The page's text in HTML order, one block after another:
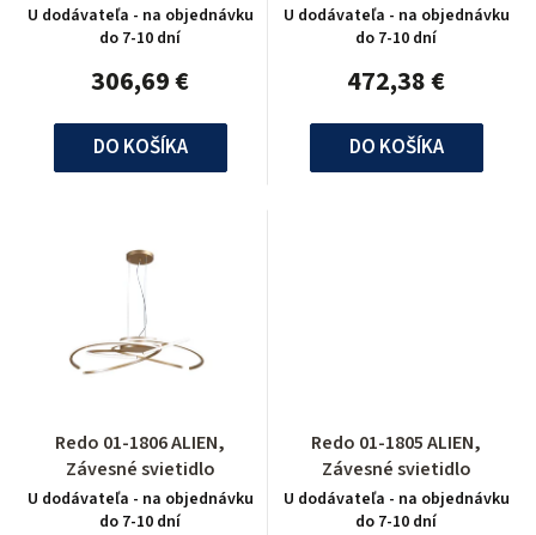
U dodávateľa - na objednávku
do 7-10 dní
306,69 €
DO KOŠÍKA
U dodávateľa - na objednávku
do 7-10 dní
472,38 €
DO KOŠÍKA
Redo 01-1806 ALIEN,
Závesné svietidlo
U dodávateľa - na objednávku
do 7-10 dní
Redo 01-1805 ALIEN,
Závesné svietidlo
U dodávateľa - na objednávku
do 7-10 dní